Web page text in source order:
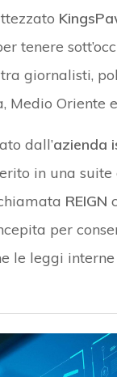
tenere
giornalisti,
Medio Oriente
dall’azienda
in una
REIGN
per
le leggi